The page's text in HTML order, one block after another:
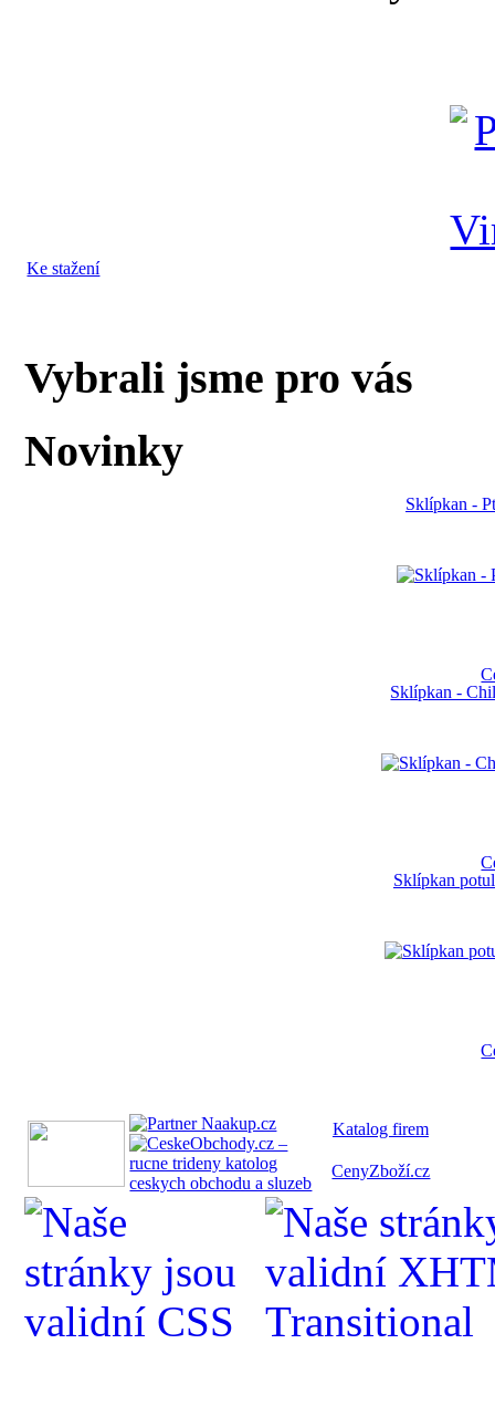
Ke stažení
Vybrali jsme pro vás
Novinky
Sklípkan -
Sklípkan -
Sklípkan
Katalog firem
CenyZboží.cz